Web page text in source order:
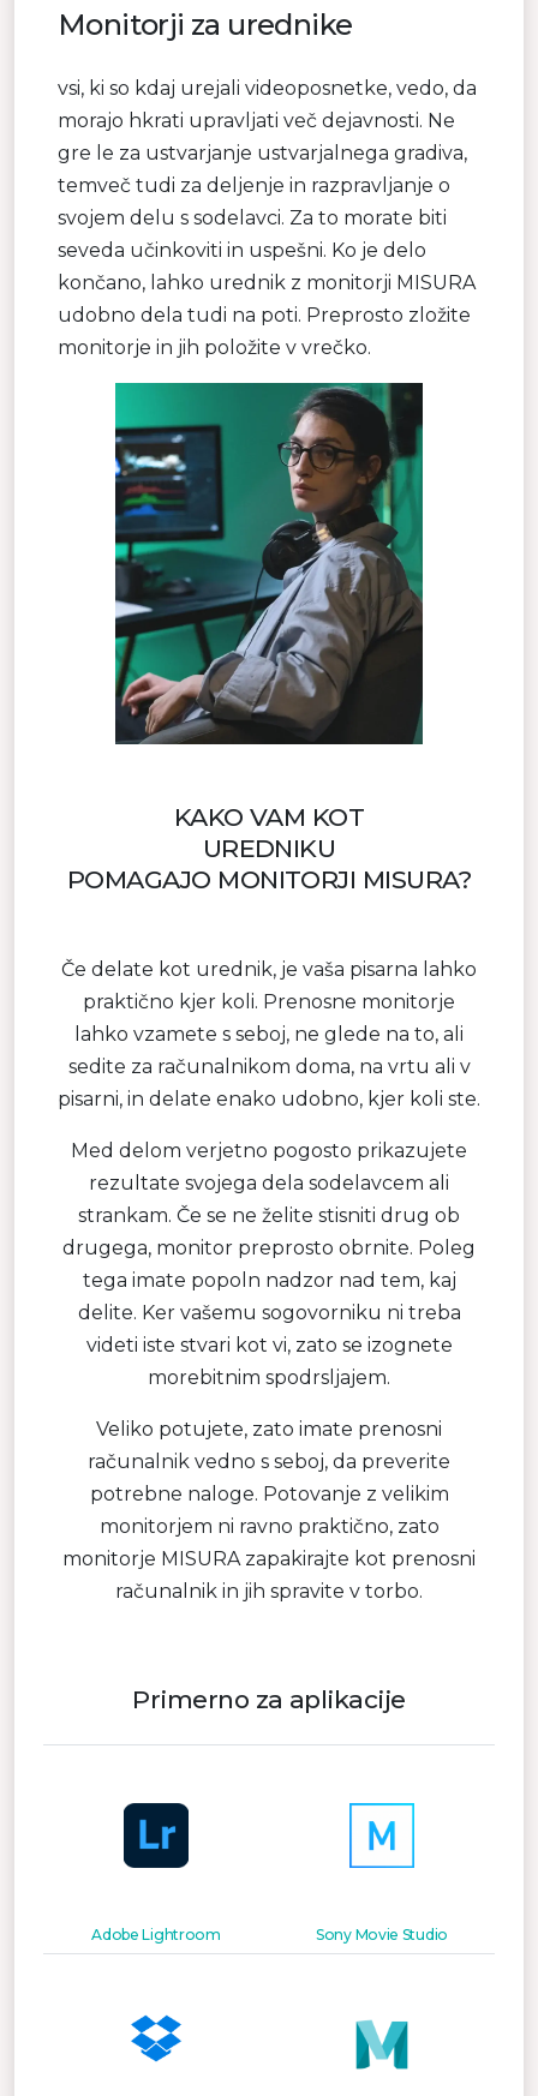
Monitorji za urednike
vsi, ki so kdaj urejali videoposnetke, vedo, da
morajo hkrati upravljati več dejavnosti. Ne
gre le za ustvarjanje ustvarjalnega gradiva,
temveč tudi za deljenje in razpravljanje o
svojem delu s sodelavci. Za to morate biti
seveda učinkoviti in uspešni. Ko je delo
končano, lahko urednik z monitorji MISURA
udobno dela tudi na poti. Preprosto zložite
monitorje in jih položite v vrečko.
KAKO VAM KOT
UREDNIKU
POMAGAJO MONITORJI MISURA?
Če delate kot urednik, je vaša pisarna lahko
praktično kjer koli. Prenosne monitorje
lahko vzamete s seboj, ne glede na to, ali
sedite za računalnikom doma, na vrtu ali v
pisarni, in delate enako udobno, kjer koli ste.
Med delom verjetno pogosto prikazujete
rezultate svojega dela sodelavcem ali
strankam. Če se ne želite stisniti drug ob
drugega, monitor preprosto obrnite. Poleg
tega imate popoln nadzor nad tem, kaj
delite. Ker vašemu sogovorniku ni treba
videti iste stvari kot vi, zato se izognete
morebitnim spodrsljajem.
Veliko potujete, zato imate prenosni
računalnik vedno s seboj, da preverite
potrebne naloge. Potovanje z velikim
monitorjem ni ravno praktično, zato
monitorje MISURA zapakirajte kot prenosni
računalnik in jih spravite v torbo.
Primerno za aplikacije
Adobe Lightroom Sony Movie Studio